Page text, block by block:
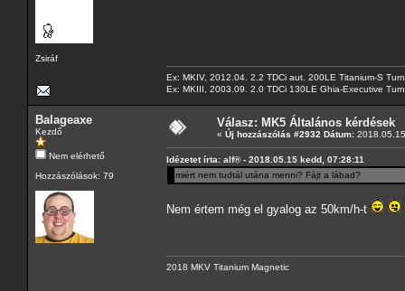
Zsiráf
Ex: MKIV, 2012.04. 2.2 TDCi aut. 200LE Titanium-S
Ex: MKIII, 2003.09. 2.0 TDCi 130LE Ghia-Executive
Balageaxe
Kezdő
Nem elérhető
Hozzászólások: 79
Válasz: MK5 Általános kérdések
« Új hozzászólás #2932 Dátum:
Idézetet írta: alf® - 2018.05.15 kedd, 07:28:11
miért nem tudtál utána menni? Fájt a lábad?
Nem értem még el gyalog az 50km/h-t
2018 MKV Titanium Magnetic